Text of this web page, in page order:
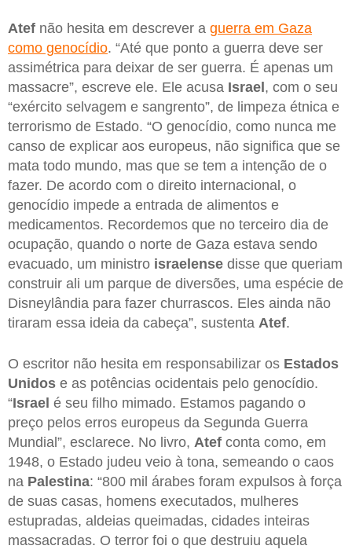
Atef não hesita em descrever a guerra em Gaza
como genocídio. “Até que ponto a guerra deve ser
assimétrica para deixar de ser guerra. É apenas um
massacre”, escreve ele. Ele acusa Israel, com o seu
“exército selvagem e sangrento”, de limpeza étnica e
terrorismo de Estado. “O genocídio, como nunca me
canso de explicar aos europeus, não significa que se
mata todo mundo, mas que se tem a intenção de o
fazer. De acordo com o direito internacional, o
genocídio impede a entrada de alimentos e
medicamentos. Recordemos que no terceiro dia de
ocupação, quando o norte de Gaza estava sendo
evacuado, um ministro israelense disse que queriam
construir ali um parque de diversões, uma espécie de
Disneylândia para fazer churrascos. Eles ainda não
tiraram essa ideia da cabeça”, sustenta Atef.
O escritor não hesita em responsabilizar os Estados
Unidos e as potências ocidentais pelo genocídio.
“Israel é seu filho mimado. Estamos pagando o
preço pelos erros europeus da Segunda Guerra
Mundial”, esclarece. No livro, Atef conta como, em
1948, o Estado judeu veio à tona, semeando o caos
na Palestina: “800 mil árabes foram expulsos à força
de suas casas, homens executados, mulheres
estupradas, aldeias queimadas, cidades inteiras
massacradas. O terror foi o que destruiu aquela